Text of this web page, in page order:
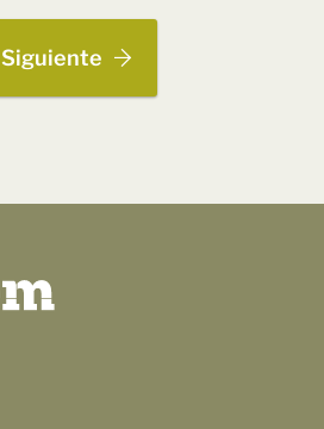
Siguiente